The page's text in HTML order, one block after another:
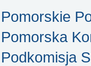
Pomorskie
Pomorska
Podkomisja